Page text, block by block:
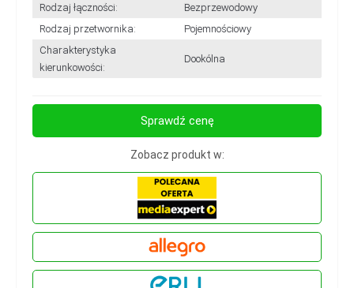
Rodzaj łączności:
Bezprzewodowy
Rodzaj przetwornika:
Pojemnościowy
Charakterystyka
kierunkowości:
Dookólna
Sprawdź cenę
Zobacz produkt w: